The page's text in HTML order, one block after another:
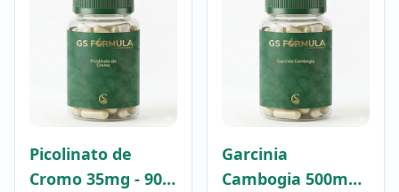
Picolinato de
Cromo 35mg - 90
Garcinia
Cambogia 500mg -